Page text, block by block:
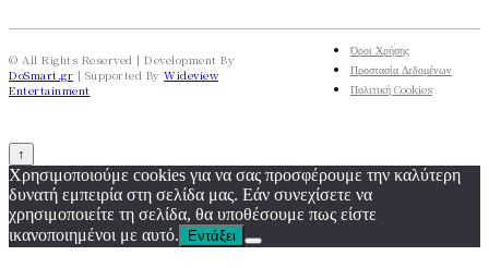
© All Rights Reserved | Development By
DoSmart.gr | Supported By Wideview
Entertainment
Όροι Χρήσης
Προστασία Δεδομένων
Πολιτική Cookies
↑
Χρησιμοποιούμε cookies για να σας προσφέρουμε την καλύτερη
δυνατή εμπειρία στη σελίδα μας. Εάν συνεχίσετε να
χρησιμοποιείτε τη σελίδα, θα υποθέσουμε πως είστε
ικανοποιημένοι με αυτό.
Εντάξει